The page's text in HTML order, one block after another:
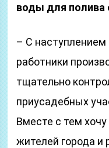
воды для полива
– С наступлением
работники
тщательно
приусадебных
Вместе с тем
жителей города и